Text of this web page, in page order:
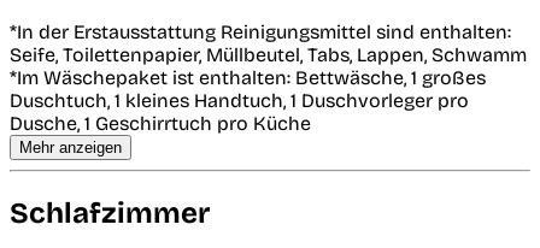
*In der Erstausstattung Reinigungsmittel sind enthalten:
Seife, Toilettenpapier, Müllbeutel, Tabs, Lappen, Schwamm
*Im Wäschepaket ist enthalten: Bettwäsche, 1 großes
Duschtuch, 1 kleines Handtuch, 1 Duschvorleger pro
Dusche, 1 Geschirrtuch pro Küche
Mehr anzeigen
Schlafzimmer